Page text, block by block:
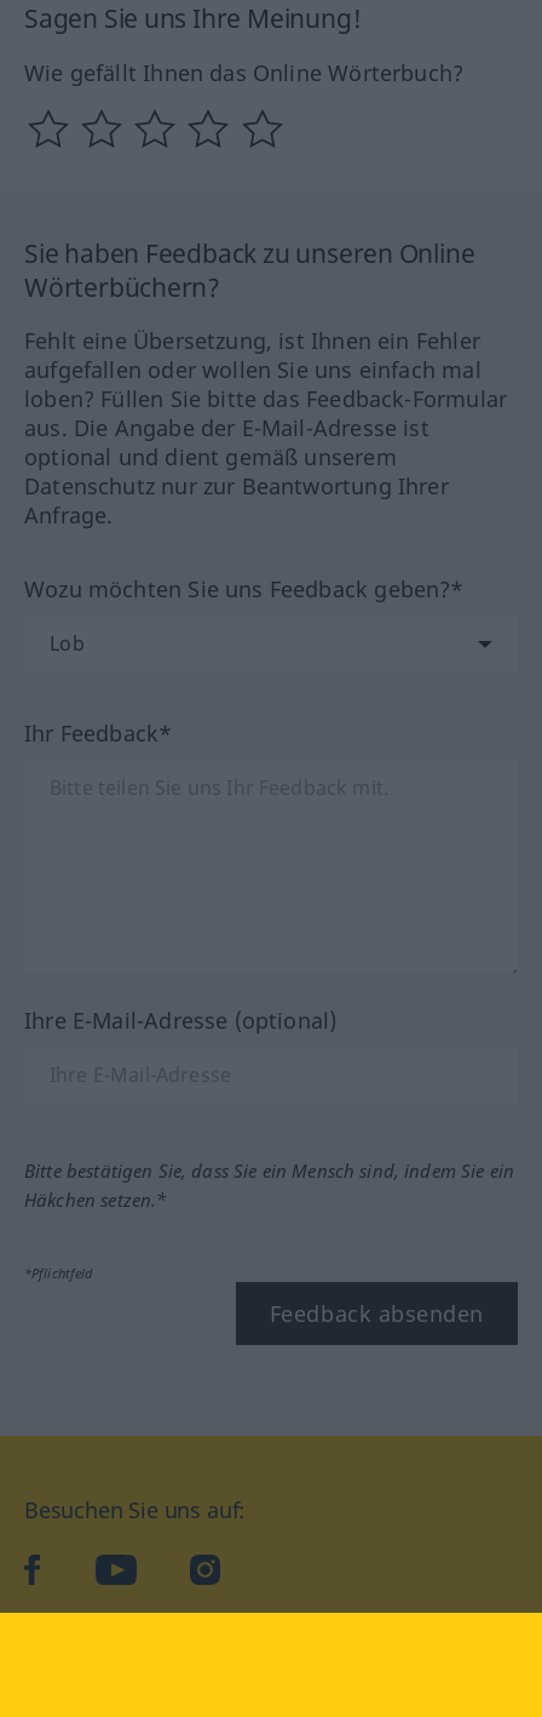
Sagen Sie uns Ihre Meinung!
Wie gefällt Ihnen das Online Wörterbuch?
Sie haben Feedback zu unseren Online
Wörterbüchern?
Fehlt eine Übersetzung, ist Ihnen ein Fehler
aufgefallen oder wollen Sie uns einfach mal
loben? Füllen Sie bitte das Feedback-Formular
aus. Die Angabe der E-Mail-Adresse ist
optional und dient gemäß unserem
Datenschutz nur zur Beantwortung Ihrer
Anfrage.
Wozu möchten Sie uns Feedback geben?*
Ihr Feedback*
Ihre E-Mail-Adresse (optional)
Bitte bestätigen Sie, dass Sie ein Mensch sind, indem Sie ein
Häkchen setzen.*
*Pflichtfeld
Feedback absenden
Besuchen Sie uns auf:
facebookYouTube Instagram